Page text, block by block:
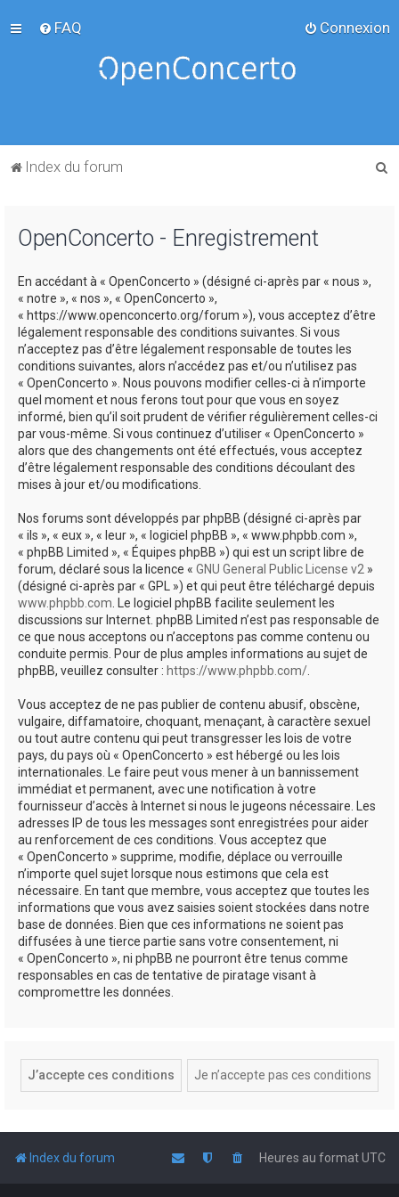
FAQ Connexion
Index du forum
OpenConcerto - Enregistrement
En accédant à « OpenConcerto » (désigné ci-après par « nous »,
« notre », « nos », « OpenConcerto »,
« https://www.openconcerto.org/forum »), vous acceptez d’être
légalement responsable des conditions suivantes. Si vous
n’acceptez pas d’être légalement responsable de toutes les
conditions suivantes, alors n’accédez pas et/ou n’utilisez pas
« OpenConcerto ». Nous pouvons modifier celles-ci à n’importe
quel moment et nous ferons tout pour que vous en soyez
informé, bien qu’il soit prudent de vérifier régulièrement celles-ci
par vous-même. Si vous continuez d’utiliser « OpenConcerto »
alors que des changements ont été effectués, vous acceptez
d’être légalement responsable des conditions découlant des
mises à jour et/ou modifications.
Nos forums sont développés par phpBB (désigné ci-après par
« ils », « eux », « leur », « logiciel phpBB », « www.phpbb.com »,
« phpBB Limited », « Équipes phpBB ») qui est un script libre de
forum, déclaré sous la licence « GNU General Public License v2 »
(désigné ci-après par « GPL ») et qui peut être téléchargé depuis
www.phpbb.com. Le logiciel phpBB facilite seulement les
discussions sur Internet. phpBB Limited n’est pas responsable de
ce que nous acceptons ou n’acceptons pas comme contenu ou
conduite permis. Pour de plus amples informations au sujet de
phpBB, veuillez consulter : https://www.phpbb.com/.
Vous acceptez de ne pas publier de contenu abusif, obscène,
vulgaire, diffamatoire, choquant, menaçant, à caractère sexuel
ou tout autre contenu qui peut transgresser les lois de votre
pays, du pays où « OpenConcerto » est hébergé ou les lois
internationales. Le faire peut vous mener à un bannissement
immédiat et permanent, avec une notification à votre
fournisseur d’accès à Internet si nous le jugeons nécessaire. Les
adresses IP de tous les messages sont enregistrées pour aider
au renforcement de ces conditions. Vous acceptez que
« OpenConcerto » supprime, modifie, déplace ou verrouille
n’importe quel sujet lorsque nous estimons que cela est
nécessaire. En tant que membre, vous acceptez que toutes les
informations que vous avez saisies soient stockées dans notre
base de données. Bien que ces informations ne soient pas
diffusées à une tierce partie sans votre consentement, ni
« OpenConcerto », ni phpBB ne pourront être tenus comme
responsables en cas de tentative de piratage visant à
compromettre les données.
Index du forum Heures au formatUTC